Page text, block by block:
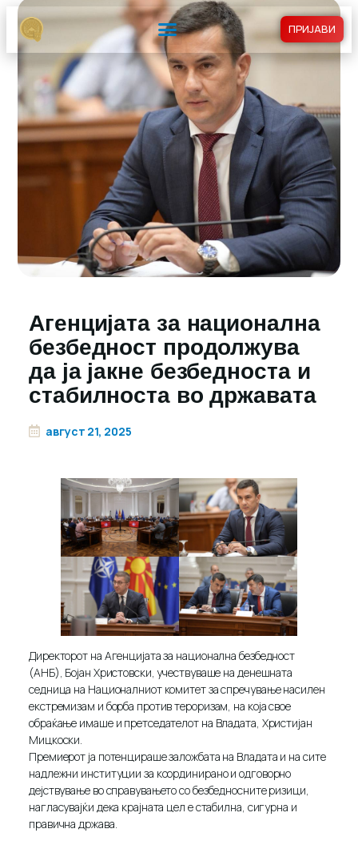
ПРИЈАВИ
Агенцијата за национална
безбедност продолжува
да ја јакне безбедноста и
стабилноста во државата
август 21, 2025
Директорот на Агенцијата за национална безбедност
(АНБ), Бојан Христовски, учествуваше на денешната
седница на Националниот комитет за спречување насилен
екстремизам и борба против тероризам, на која свое
обраќање имаше и претседателот на Владата, Христијан
Мицкоски.
Премиерот ја потенцираше заложбата на Владата и на сите
надлежни институции за координирано и одговорно
дејствување во справувањето со безбедносните ризици,
нагласувајќи дека крајната цел е стабилна, сигурна и
правична држава.